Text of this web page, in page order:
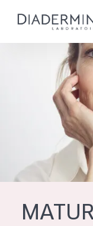
TODOS
todos nuestros
INGREDIENTES
MÁS SOBRE
INSPIRACIÓN
contacto